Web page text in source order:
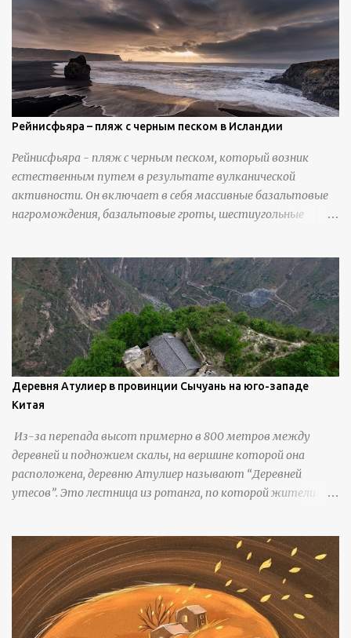
инструменты для текстурирования, чтобы точно
вылепить каждую деталь. источник
https://calvinnicholls.com/
Рейнисфьяра – пляж с черным песком в Исландии
Рейнисфьяра - пляж с черным песком, который возник
естественным путем в результате вулканической
активности. Он включает в себя массивные базальтовые
нагромождения, базальтовые гроты, шестиугольные
Деревня Атулиер в провинции Сычуань на юго-западе
Китая
Из-за перепада высот примерно в 800 метров между
деревней и подножием скалы, на вершине которой она
расположена, деревню Атулиер называют “Деревней
утесов”. Это лестница из ротанга, по которой жители
стальными лестницами с защитными перилами, и
передвижение детей и жителей деревни было улучшено.
Подъем от подножия горы до вершины занимает до 4
часов. По словам местных жителей, их предки мигрировали
в деревню, поскольку обнаружили, что в этом месте